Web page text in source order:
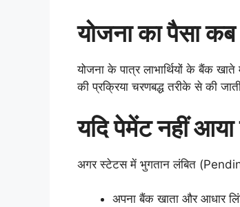
योजना का पैसा कब
योजना के पात्र लाभार्थियों के बैंक खाते
की प्रक्रिया चरणबद्ध तरीके से की
यदि पेमेंट नहीं आया
अगर स्टेटस में भुगतान लंबित
अपना बैंक खाता और आधार